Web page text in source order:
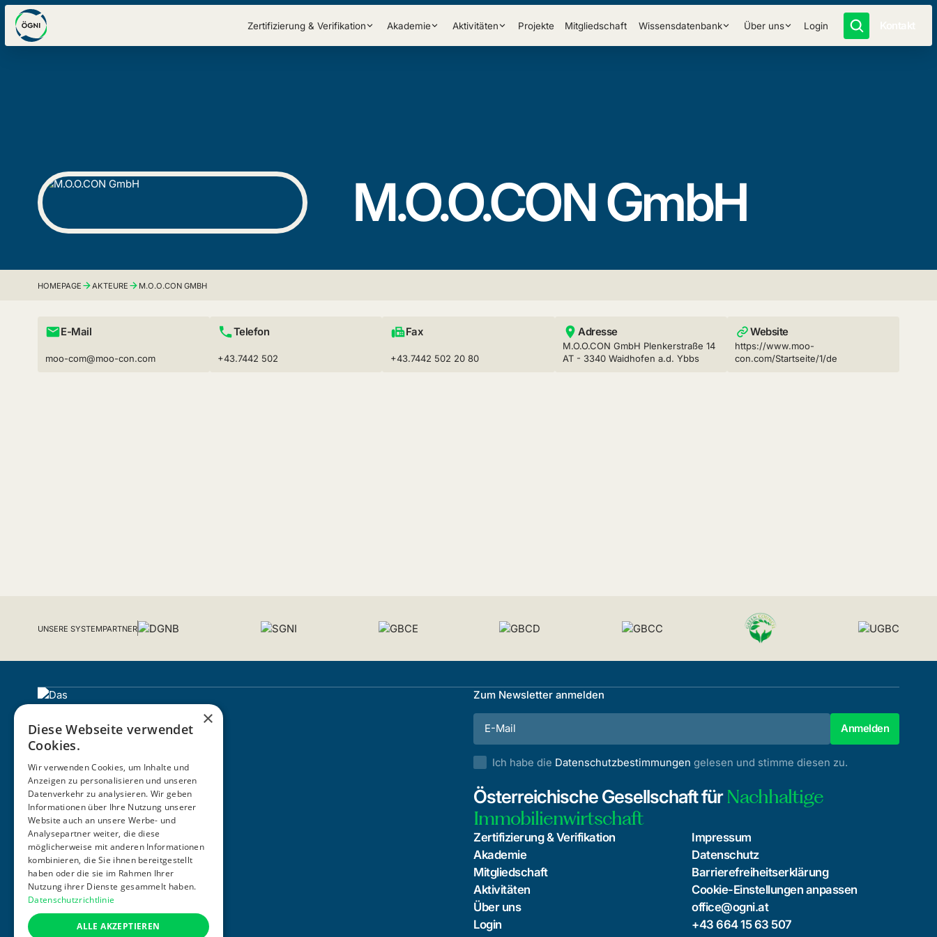
Zertifizierung & Verifikation Akademie Aktivitäten Projekte Mitgliedschaft Wissensdatenbank Über uns Login
M.O.O.CON GmbH
HOMEPAGE AKTEURE M.O.O.CON GMBH
E-Mail
moo-com@moo-con.com
Telefon
+43.7442 502
Fax
+43.7442 502 20 80
Adresse
M.O.O.CON GmbH Plenkerstraße 14
AT - 3340 Waidhofen a.d. Ybbs
Website
https://www.moo-
con.com/Startseite/1/de
UNSERE SYSTEMPARTNER
ZERTIFIZIERUNG
Zum Newsletter anmelden
Ich habe die Datenschutzbestimmungen gelesen und stimme diesen zu.
Österreichische Gesellschaft fürNachhaltige
Immobilienwirtschaft
Zertifizierung & Verifikation
Akademie
Mitgliedschaft
Aktivitäten
Über uns
Login
Impressum
Datenschutz
Barrierefreiheitserklärung
Cookie-Einstellungen anpassen
office@ogni.at
+43 664 15 63 507
×
Diese Webseite verwendet
Cookies.
Wir verwenden Cookies, um Inhalte und
Anzeigen zu personalisieren und unseren
Datenverkehr zu analysieren. Wir geben
Informationen über Ihre Nutzung unserer
Website auch an unsere Werbe- und
Analysepartner weiter, die diese
möglicherweise mit anderen Informationen
kombinieren, die Sie ihnen bereitgestellt
haben oder die sie im Rahmen Ihrer
Nutzung ihrer Dienste gesammelt haben.
Datenschutzrichtlinie
ALLE AKZEPTIEREN